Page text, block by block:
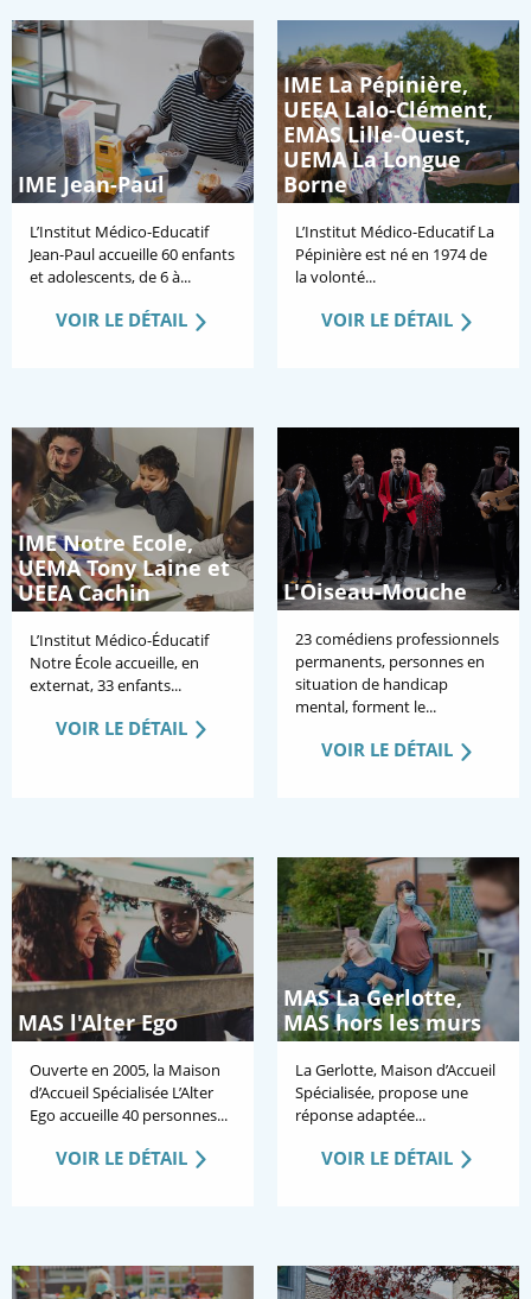
IME Jean-Paul
L’Institut Médico-Educatif
Jean-Paul accueille 60 enfants
et adolescents, de 6 à...
VOIR LE DÉTAIL
IME La Pépinière,
UEEA Lalo-Clément,
EMAS Lille-Ouest,
UEMA La Longue
Borne
L’Institut Médico-Educatif La
Pépinière est né en 1974 de
la volonté...
VOIR LE DÉTAIL
IME Notre Ecole,
UEMA Tony Laine et
UEEA Cachin
L’Institut Médico-Éducatif
Notre École accueille, en
externat, 33 enfants...
VOIR LE DÉTAIL
L'Oiseau-Mouche
23 comédiens professionnels
permanents, personnes en
situation de handicap
mental, forment le...
VOIR LE DÉTAIL
MAS l'Alter Ego
Ouverte en 2005, la Maison
d’Accueil Spécialisée L’Alter
Ego accueille 40 personnes...
VOIR LE DÉTAIL
MAS La Gerlotte,
MAS hors les murs
La Gerlotte, Maison d’Accueil
Spécialisée, propose une
réponse adaptée...
VOIR LE DÉTAIL